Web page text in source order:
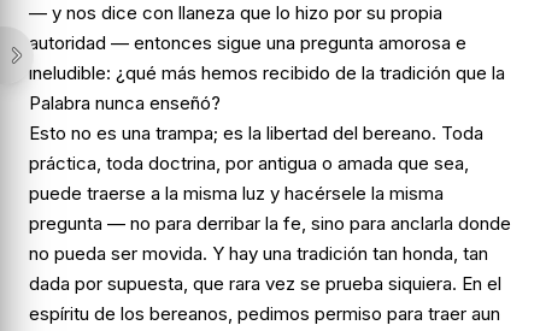
— y nos dice con llaneza que lo hizo por su propia
autoridad — entonces sigue una pregunta amorosa e
ineludible: ¿qué más hemos recibido de la tradición que la
Palabra nunca enseñó?
Esto no es una trampa; es la libertad del bereano. Toda
práctica, toda doctrina, por antigua o amada que sea,
puede traerse a la misma luz y hacérsele la misma
pregunta — no para derribar la fe, sino para anclarla donde
no pueda ser movida. Y hay una tradición tan honda, tan
dada por supuesta, que rara vez se prueba siquiera. En el
espíritu de los bereanos, pedimos permiso para traer aun